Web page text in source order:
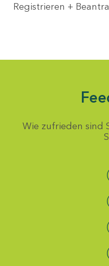
Registrieren +
Wie zufrieden sind